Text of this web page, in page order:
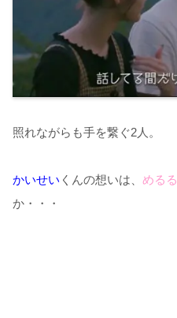
照れながらも手を繋ぐ2人。
かいせい くんの想いは、 めるる
か・・・